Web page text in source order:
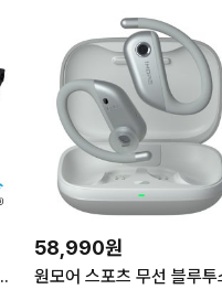
간 번역 500만 화소 촬영 안정 블랙 M01
58,990원